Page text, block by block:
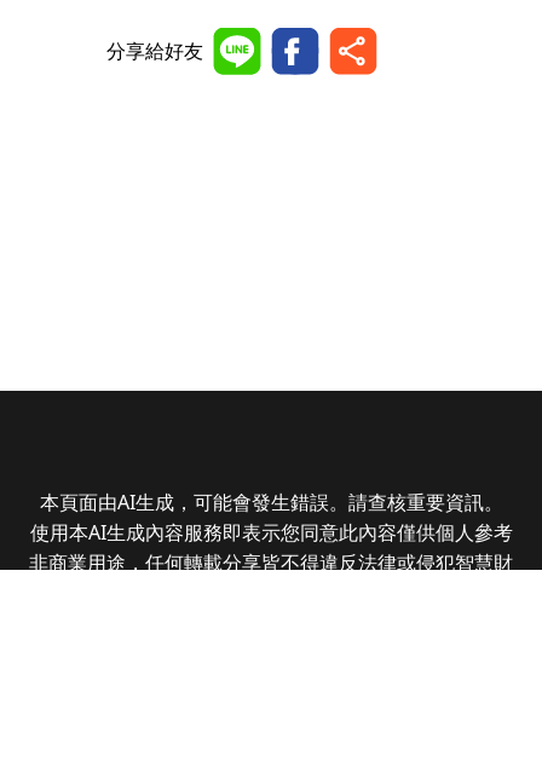
分享給好友
本頁面由AI生成，可能會發生錯誤。請查核重要資訊。
使用本AI生成內容服務即表示您同意此內容僅供個人參考
非商業用途，任何轉載分享皆不得違反法律或侵犯智慧財